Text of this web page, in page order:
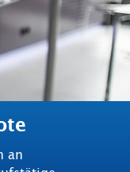
Moodle
English
an